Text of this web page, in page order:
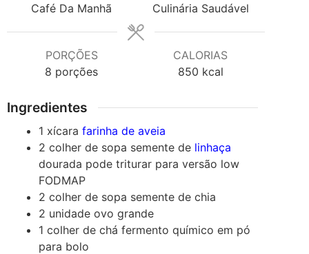
Café Da Manhã
Culinária Saudável
PORÇÕES
8 porções
CALORIAS
850 kcal
Ingredientes
1 xícara farinha de aveia
2 colher de sopa semente de linhaça
dourada pode triturar para versão low
FODMAP
2 colher de sopa semente de chia
2 unidade ovo grande
1 colher de chá fermento químico em pó
para bolo